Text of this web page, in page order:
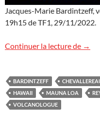
Jacques-Marie Bardintzeff,
19h15 de TF1, 29/11/2022.
Continuer la lecture de →
BARDINTZEFF
HAWAII
MAUNA LOA
VOLCANOLOGUE